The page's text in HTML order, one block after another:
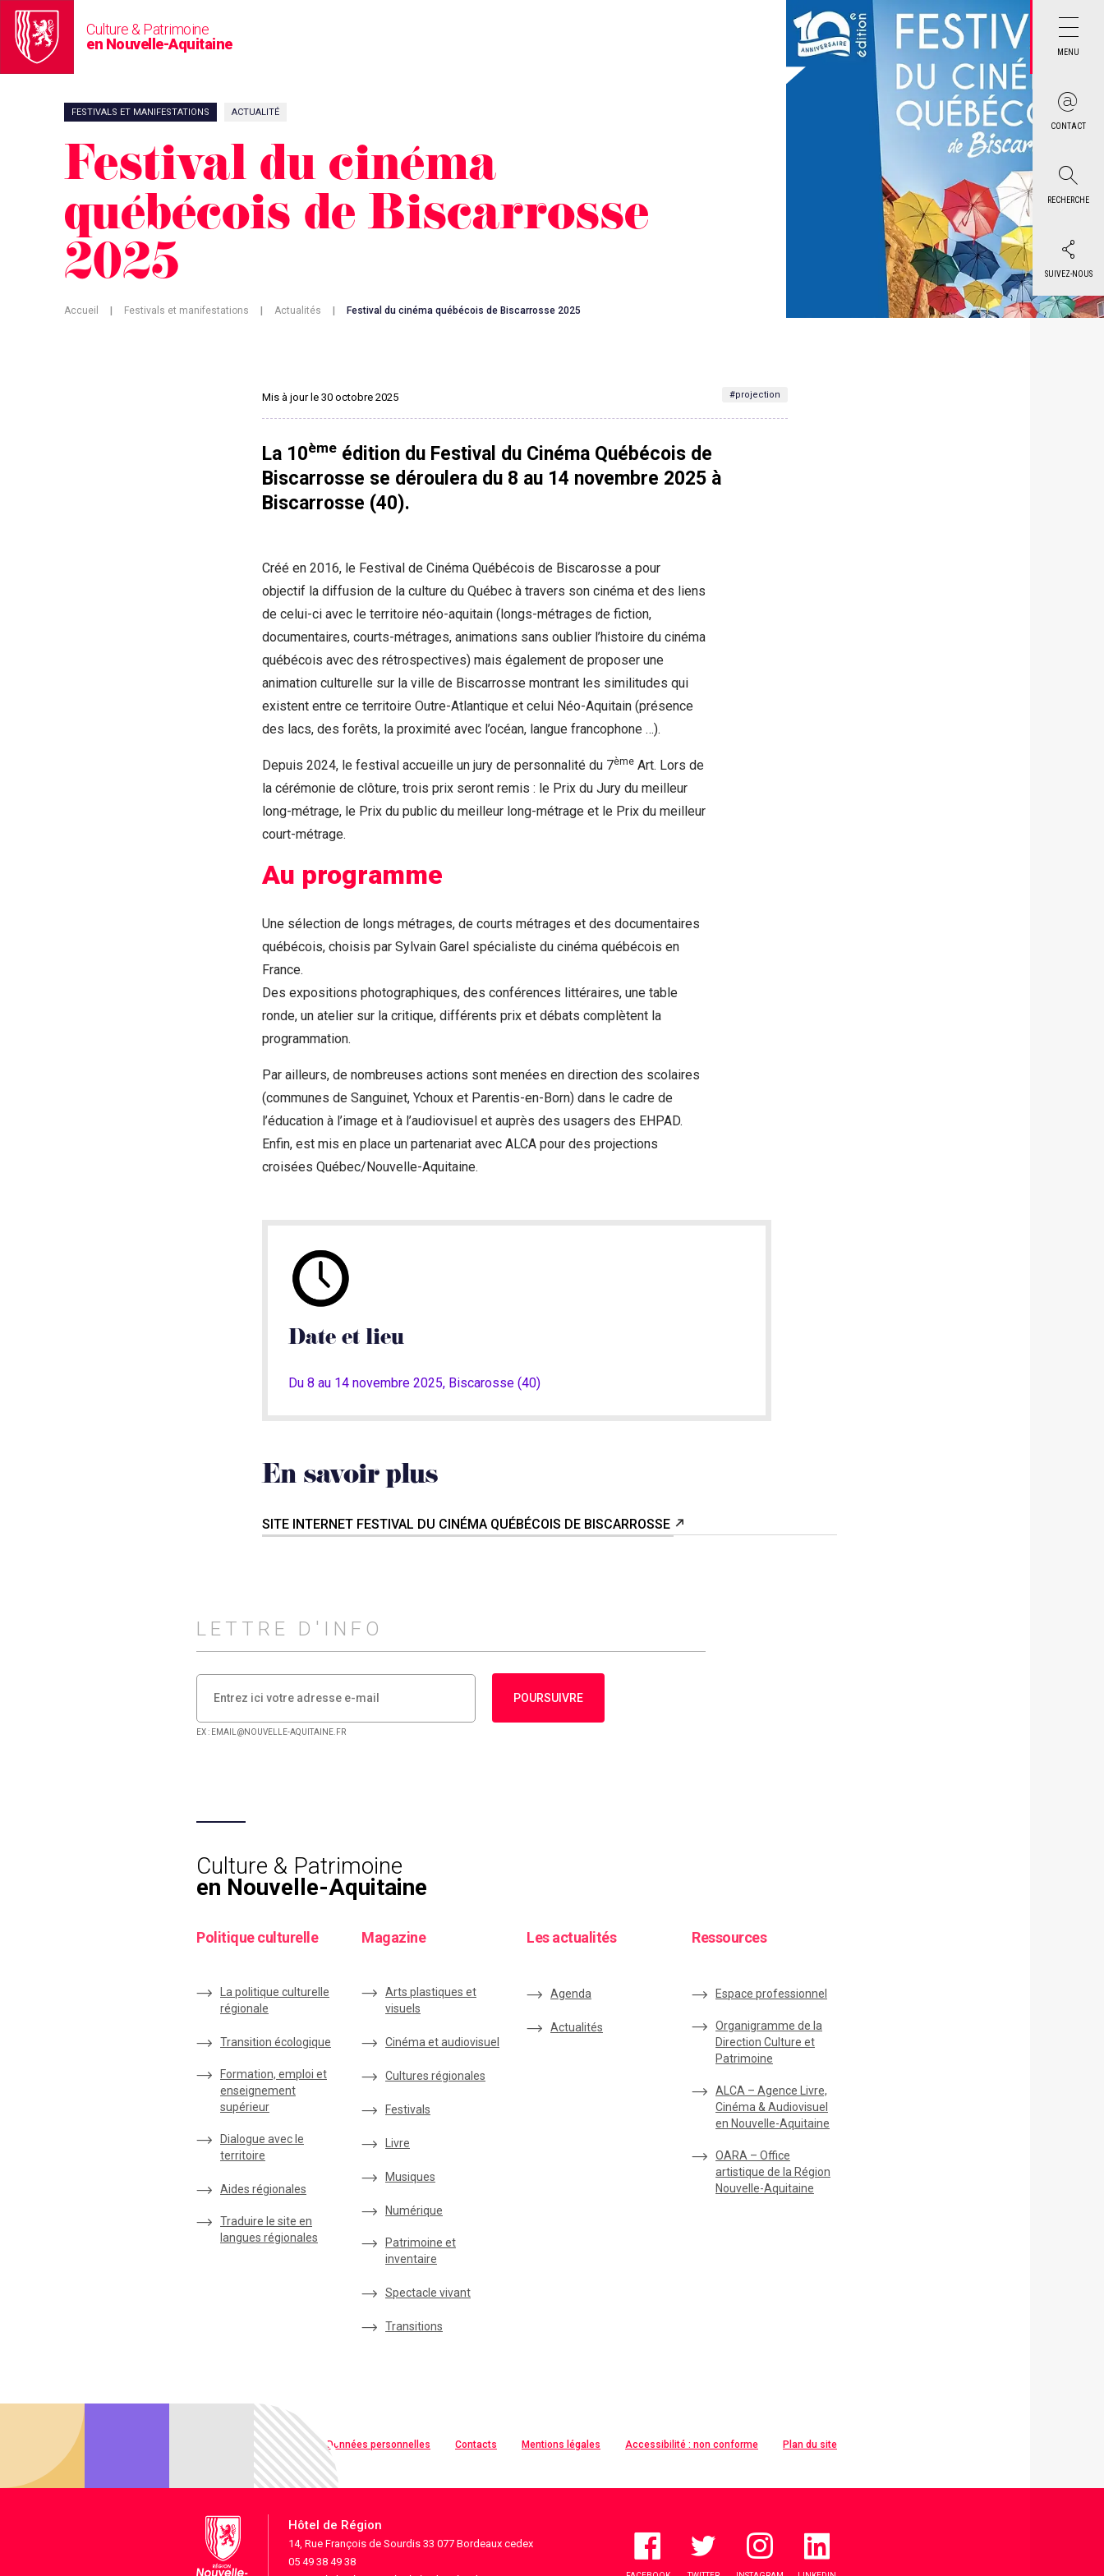
Culture & Patrimoine
en Nouvelle-Aquitaine
MENU
CONTACT
RECHERCHE
SUIVEZ-NOUS
FESTIVALS ET MANIFESTATIONS ACTUALITÉ
Festival du cinéma
québécois de Biscarrosse
2025
Accueil Festivals et manifestations Actualités Festival du cinéma québécois de Biscarrosse 2025
Mis à jour le 30 octobre 2025 #projection
La 10ème édition du Festival du Cinéma Québécois de
Biscarrosse se déroulera du 8 au 14 novembre 2025 à
Biscarrosse (40).
Créé en 2016, le Festival de Cinéma Québécois de Biscarosse a pour
objectif la diffusion de la culture du Québec à travers son cinéma et des liens
de celui-ci avec le territoire néo-aquitain (longs-métrages de fiction,
documentaires, courts-métrages, animations sans oublier l’histoire du cinéma
québécois avec des rétrospectives) mais également de proposer une
animation culturelle sur la ville de Biscarrosse montrant les similitudes qui
existent entre ce territoire Outre-Atlantique et celui Néo-Aquitain (présence
des lacs, des forêts, la proximité avec l’océan, langue francophone …).
Depuis 2024, le festival accueille un jury de personnalité du 7ème Art. Lors de
la cérémonie de clôture, trois prix seront remis : le Prix du Jury du meilleur
long-métrage, le Prix du public du meilleur long-métrage et le Prix du meilleur
court-métrage.
Au programme
Une sélection de longs métrages, de courts métrages et des documentaires
québécois, choisis par Sylvain Garel spécialiste du cinéma québécois en
France.
Des expositions photographiques, des conférences littéraires, une table
ronde, un atelier sur la critique, différents prix et débats complètent la
programmation.
Par ailleurs, de nombreuses actions sont menées en direction des scolaires
(communes de Sanguinet, Ychoux et Parentis-en-Born) dans le cadre de
l’éducation à l’image et à l’audiovisuel et auprès des usagers des EHPAD.
Enfin, est mis en place un partenariat avec ALCA pour des projections
croisées Québec/Nouvelle-Aquitaine.
Date et lieu
Du 8 au 14 novembre 2025, Biscarosse (40)
En savoir plus
SITE INTERNET FESTIVAL DU CINÉMA QUÉBÉCOIS DE BISCARROSSE
LETTRE D'INFO
POURSUIVRE
EX : EMAIL@NOUVELLE-AQUITAINE.FR
Culture & Patrimoine
en Nouvelle-Aquitaine
Politique culturelle
La politique culturelle
régionale
Transition écologique
Formation, emploi et
enseignement
supérieur
Dialogue avec le
territoire
Aides régionales
Traduire le site en
langues régionales
Magazine
Arts plastiques et
visuels
Cinéma et audiovisuel
Cultures régionales
Festivals
Livre
Musiques
Numérique
Patrimoine et
inventaire
Spectacle vivant
Transitions
Les actualités
Agenda
Actualités
Ressources
Espace professionnel
Organigramme de la
Direction Culture et
Patrimoine
ALCA – Agence Livre,
Cinéma & Audiovisuel
en Nouvelle-Aquitaine
OARA – Office
artistique de la Région
Nouvelle-Aquitaine
Qualité web Données personnelles Contacts Mentions légales Accessibilité : non conforme Plan du site
Hôtel de Région
14, Rue François de Sourdis 33 077 Bordeaux cedex
05 49 38 49 38